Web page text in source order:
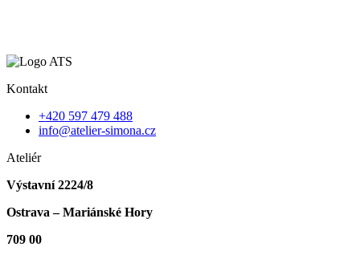
Kontakt
+420 597 479 488
info@atelier-simona.cz
Ateliér
Výstavní 2224/8
Ostrava – Mariánské Hory
709 00